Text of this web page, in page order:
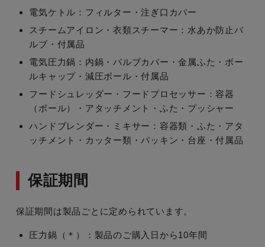
電気ケトル：フィルター・注ぎ口カバー
スチームアイロン・衣類スチーマー：水あか防止バ
ルブ・付属品
電気圧力鍋：内鍋・バルブカバー・金属ふた・ボー
ルキャップ・減圧ボール・付属品
フードシュレッダー・フードプロセッサー：容器
（ボール）・アタッチメント・ふた・プッシャー
ハンドブレンダー・ミキサー：容器類・ふた・アタ
ッチメント・カッター類・パッキン・台座・付属品
保証期間
保証期間は製品ごとに定められています。
圧力鍋（＊）：製品のご購入日から10年間